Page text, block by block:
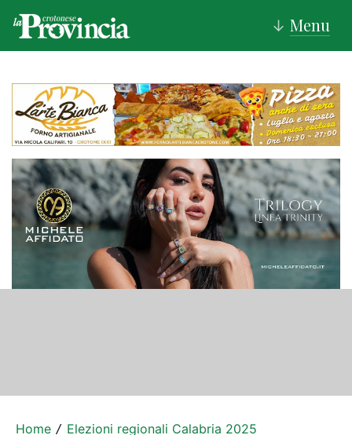
↓ Menu
Home / Elezioni regionali Calabria 2025